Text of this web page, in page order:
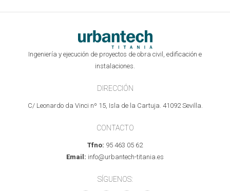
Ingeniería y ejecución de proyectos de obra civil, edificación e
instalaciones.
DIRECCIÓN
C/ Leonardo da Vinci nº 15, Isla de la Cartuja. 41092 Sevilla.
CONTACTO
Tfno: 95 463 05 62
Email: info@urbantech-titania.es
SÍGUENOS: